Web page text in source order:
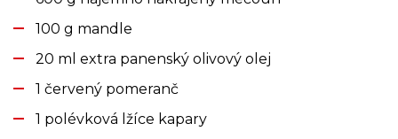
100 g mandle
20 ml extra panenský olivový olej
1 červený pomeranč
1 polévková lžíce kapary